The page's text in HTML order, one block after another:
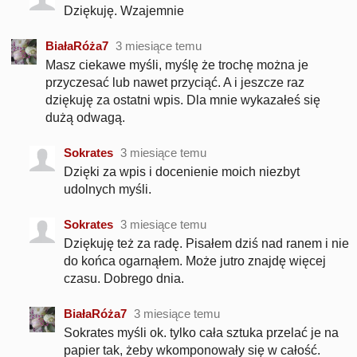
Dziękuję. Wzajemnie
BiałaRóża7 3 miesiące temu
Masz ciekawe myśli, myślę że trochę można je
przyczesać lub nawet przyciąć. A i jeszcze raz
dziękuję za ostatni wpis. Dla mnie wykazałeś się
dużą odwagą.
Sokrates 3 miesiące temu
Dzięki za wpis i docenienie moich niezbyt
udolnych myśli.
Sokrates 3 miesiące temu
Dziękuję też za radę. Pisałem dziś nad ranem i nie
do końca ogarnąłem. Może jutro znajdę więcej
czasu. Dobrego dnia.
BiałaRóża7 3 miesiące temu
Sokrates myśli ok. tylko cała sztuka przelać je na
papier tak, żeby wkomponowały się w całość.